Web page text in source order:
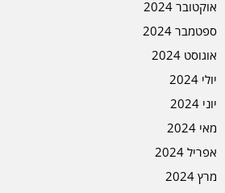
אוקטובר 2024
ספטמבר 2024
אוגוסט 2024
יולי 2024
יוני 2024
מאי 2024
אפריל 2024
מרץ 2024